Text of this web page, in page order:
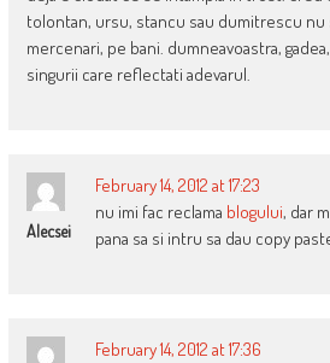
tolontan, ursu, stancu sau dumitrescu
mercenari, pe bani. dumneavoastra,
singurii care reflectati adevarul.
Alecsei
February 14, 2012 at 17:23
nu imi fac reclama blogului, dar
pana sa si intru sa dau copy
February 14, 2012 at 17:36